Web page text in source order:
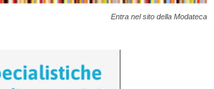
Entra nel sito della Modateca